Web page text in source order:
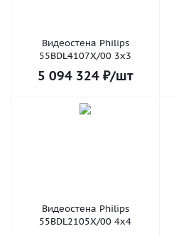
Видеостена Philips
55BDL4107X/00 3x3
5 094 324₽/шт
Видеостена Philips
55BDL2105X/00 4x4